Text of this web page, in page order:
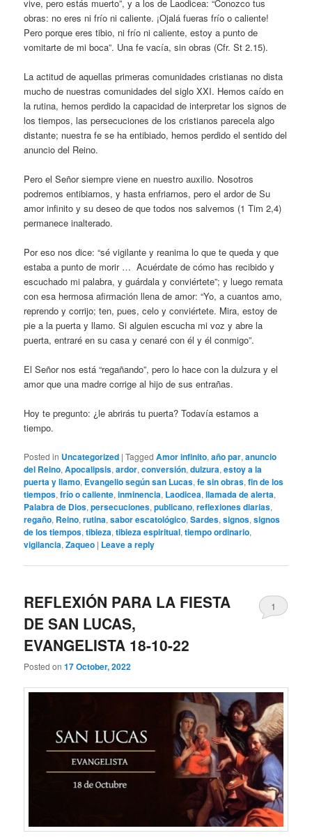
vive, pero estás muerto”, y a los de Laodicea: “Conozco tus
obras: no eres ni frío ni caliente. ¡Ojalá fueras frío o caliente!
Pero porque eres tibio, ni frío ni caliente, estoy a punto de
vomitarte de mi boca”. Una fe vacía, sin obras (Cfr. St 2.15).
La actitud de aquellas primeras comunidades cristianas no dista
mucho de nuestras comunidades del siglo XXI. Hemos caído en
la rutina, hemos perdido la capacidad de interpretar los signos de
los tiempos, las persecuciones de los cristianos parecela algo
distante; nuestra fe se ha entibiado, hemos perdido el sentido del
anuncio del Reino.
Pero el Señor siempre viene en nuestro auxilio. Nosotros
podremos entibiarnos, y hasta enfriarnos, pero el ardor de Su
amor infinito y su deseo de que todos nos salvemos (1 Tim 2,4)
permanece inalterado.
Por eso nos dice: “sé vigilante y reanima lo que te queda y que
estaba a punto de morir … Acuérdate de cómo has recibido y
escuchado mi palabra, y guárdala y conviértete”; y luego remata
con esa hermosa afirmación llena de amor: “Yo, a cuantos amo,
reprendo y corrijo; ten, pues, celo y conviértete. Mira, estoy de
pie a la puerta y llamo. Si alguien escucha mi voz y abre la
puerta, entraré en su casa y cenaré con él y él conmigo”.
El Señor nos está “regañando”, pero lo hace con la dulzura y el
amor que una madre corrige al hijo de sus entrañas.
Hoy te pregunto: ¿le abrirás tu puerta? Todavía estamos a
tiempo.
Posted in Uncategorized |Tagged Amor infinito,año par,anuncio
del Reino,Apocalipsis,ardor,conversión,dulzura,estoy a la
puerta y llamo, Evangelio según san Lucas,fe sin obras,fin de los
tiempos,frío o caliente,inminencia, Laodicea,llamada de alerta,
Palabra de Dios,persecuciones,publicano,reflexiones diarias,
regaño, Reino,rutina,sabor escatológico,Sardes,signos,signos
de los tiempos,tibieza,tibieza espiritual,tiempo ordinario,
vigilancia,Zaqueo | Leave a reply
REFLEXIÓN PARA LA FIESTA
DE SAN LUCAS,
EVANGELISTA 18-10-22
Posted on17 October, 2022
1